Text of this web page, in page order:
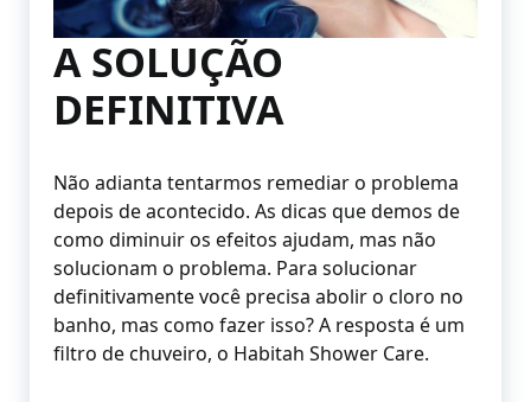
A SOLUÇÃO
DEFINITIVA
Não adianta tentarmos remediar o problema
depois de acontecido. As dicas que demos de
como diminuir os efeitos ajudam, mas não
solucionam o problema. Para solucionar
definitivamente você precisa abolir o cloro no
banho, mas como fazer isso? A resposta é um
filtro de chuveiro, o Habitah Shower Care.